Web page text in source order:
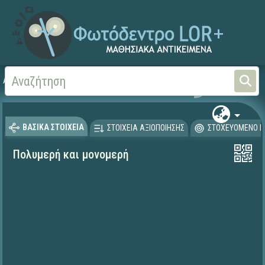
Αρχική Φυσικές Επιστήμες -
ΒΑΣΙΚΑ ΣΤΟΙΧΕΙΑ ΣΤΟΙΧΕΙΑ ΑΞΙΟΠΟΙΗΣΗΣ ΣΤΟΧΕΥΟΜΕΝΟ
Πολυμερή και μονομερή